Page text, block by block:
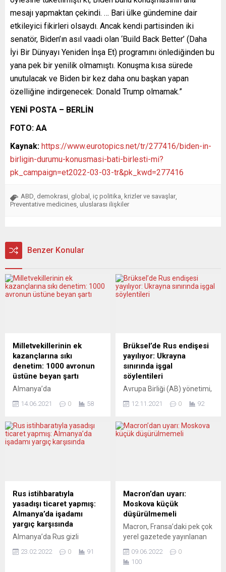
mesajı yapmaktan çekindi. … Bari ülke gündemine dair
etkileyici fikirleri olsaydı. Ancak kendi partisinden iki
senatör, Biden’ın asıl vaadi olan ‘Build Back Better’ (Daha
İyi Bir Dünyayı Yeniden İnşa Et) programını önlediğinden bu
yana pek bir yenilik olmamıştı. Konuşma kısa sürede
unutulacak ve Biden bir kez daha onu başkan yapan
özelliğine indirgenecek: Donald Trump olmamak.”
YENİ POSTA – BERLİN
FOTO: AA
Kaynak: https://www.eurotopics.net/tr/277416/biden-in-
birligin-durumu-konusmasi-bati-birlesti-mi?
pk_campaign=et2022-03-03-tr&pk_kwd=277416
ABD demokrasi global iç politika krizler ve savaşlar
Preventative medicines uluslarası ilişkiler
Benzer Konular
Milletvekillerinin ek
kazançlarına sıkı
denetim: 1000 avronun
üstüne beyan şartı
Almanya’da
gelirleriyle ilgili beş siyasi
yasa tasarısı
Parlamento’dan geçti. Buna
Parlamento’da,
milletvekillerinin ek
gelirlerinin beyan edilmesine
ilişkin yükümlülüklerini
ağırlaştıran bir yasa tasarısı
kabul edildi. Aralarında
koalisyon partileri de
14.06.2021 0 58
Brüksel’de Rus endişesi
yayılıyor: Ukrayna
sınırında işgal
söylentileri
Avrupa Birliği (AB) yönetimi,
sınırındaki askeri faaliyetleri
bilgilerin endişe verici
olduğunu bildirdi. AB
yığınağını artırdığına ve
ABD’nin Ukrayna’nın
doğusunun işgal edilme
ihtimali bulunduğuna yönelik
değerlendirmesini AB’nin
paylaşıp paylaşmadığı”
sorusunu yanıtladı. AB’nin
Ukrayna’nın komşusu...
12.11.2021 0 92
Rus istihbaratıyla
yasadışı ticaret yapmış:
Almanya’da işadamı
yargıç karşısında
Almanya’da Rus gizli
sattığı iddia edilen bir
23.02.2022 0 91
Macron’dan uyarı:
Moskova küçük
düşürülmemeli
Macron, Fransa’daki pek çok
yerel gazetede yayınlanan
küçük düşürülmemesi
gerektiğini, böylece savaşın
09.06.2022
0
100